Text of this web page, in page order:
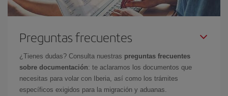
Preguntas frecuentes
¿Tienes dudas? Consulta nuestras preguntas frecuentes
sobre documentación: te aclaramos los documentos que
necesitas para volar con Iberia, así como los trámites
específicos exigidos para la migración y aduanas.